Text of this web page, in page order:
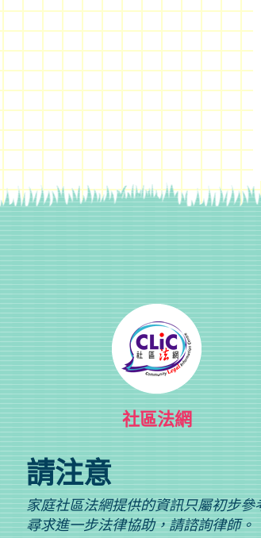
社區法網
請注意
家庭社區法網提供的資訊只屬初步
尋求進一步法律協助，請諮詢律師。